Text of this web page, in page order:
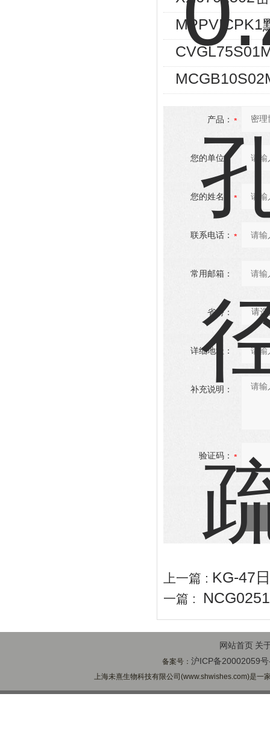
MPPVICPK1
产品：
您的单位：
您的姓名：
联系电话：
常用邮箱：
省份：
详细地址：
补充说明：
验证码：
上一篇 : KG-47
一篇 :
网站首页 关
备案号：沪ICP备20002059
上海未熹生物科技有限公司(www.shwishes.com)是一